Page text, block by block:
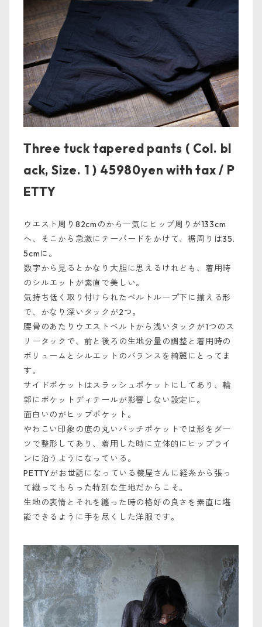
Three tuck tapered pants ( Col. bl
ack, Size. 1 ) 45980yen with tax / P
ETTY
ウエスト周り82cmのから一気にヒップ周りが133cm
へ、そこから急激にテーパードをかけて、裾周りは35.
5cmに。
数字から見るとかなり大胆に思えるけれども、着用時
のシルエットが素直で美しい。
気持ち低く取り付けられたベルトループ下に揃える形
で、かなり深いタックが2つ。
腰骨のあたりウエストベルトから浅いタックが1つのス
リータックで、前と後ろの生地分量の調整と着用時の
ボリュームとシルエットのバランスを綺麗にとってま
す。
サイドポケットはスラッシュポケットにしてあり、輪
郭にポケットディテールが影響しない設定に。
面白いのがヒップポケット。
やわこい印象の底の丸いパッチポケットでは形をダー
ツで整形してあり、着用した時に立体的にヒップライ
ンに沿うようになっている。
PETTYがお世話になっている機屋さんに経糸から張っ
て織ってもらった特別な生地だからこそ。
生地の表情とそれを纏った時の格好の良さを素直に堪
能できるように手を尽くした洋服です。